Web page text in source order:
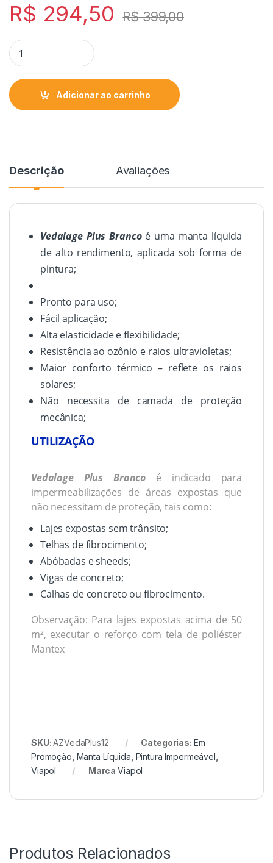
R$ 294,50 R$399,00
Adicionar ao carrinho
Descrição Avaliações
Vedalage Plus Branco é uma manta líquida
de alto rendimento, aplicada sob forma de
pintura;
Pronto para uso;
Fácil aplicação;
Alta elasticidade e flexibilidade;
Resistência ao ozônio e raios ultravioletas;
Maior conforto térmico – reflete os raios
solares;
Não necessita de camada de proteção
mecânica;
UTILIZAÇÃOE
T
Y
H
E
D
I
N
G
Vedalage Plus Branco
é indicado para
impermeabilizações de áreas expostas que
não necessitam de proteção, tais como:
Lajes expostas sem trânsito;
Telhas de fibrocimento;
Abóbadas e sheeds;
Vigas de concreto;
Calhas de concreto ou fibrocimento.
Observação: Para lajes expostas acima de 50
m², executar o reforço com tela de poliéster
Mantex
SKU:AZVedaPlus12 Categorias: Em
Promoção Manta Líquida Pintura Impermeável
Viapol
MarcaViapol
Produtos Relacionados